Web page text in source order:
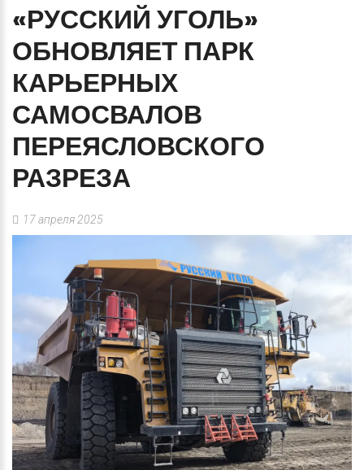
«РУССКИЙ УГОЛЬ»
ОБНОВЛЯЕТ ПАРК
КАРЬЕРНЫХ
САМОСВАЛОВ
ПЕРЕЯСЛОВСКОГО
РАЗРЕЗА
17 апреля 2025